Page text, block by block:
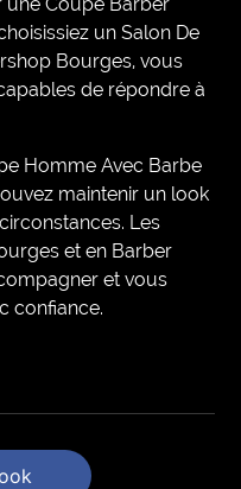
un Salon De
Bourges, vous
de répondre à
Homme Avec Barbe
maintenir un look
Les
et en Barber
et vous
confiance.